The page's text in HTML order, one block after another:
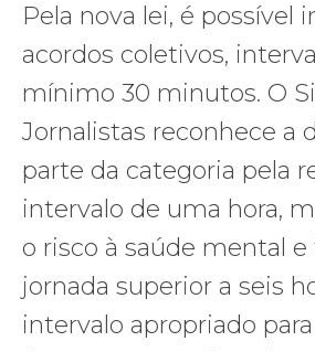
Pela nova lei, é possível
acordos coletivos,
mínimo 30 minutos. O
Jornalistas reconhece a
parte da categoria pela
intervalo de uma hora,
o risco à saúde mental
jornada superior a seis
intervalo apropriado